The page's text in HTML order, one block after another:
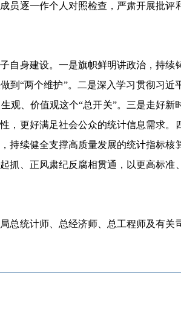
员逐一作个人对照检查，严肃开展批评
身建设。一是旗帜鲜明讲政治，持续
到“两个维护”。二是深入学习贯彻习近
、价值观这个“总开关”。三是走好新
，更好满足社会公众的统计信息需求。
持续健全支撑高质量发展的统计指标核
抓、正风肃纪反腐相贯通，以更高标准
统计师、总经济师、总工程师及有关